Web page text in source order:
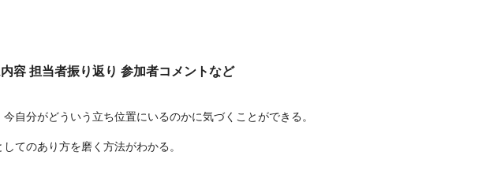
容 担当者振り返り 参加者コメントなど
今自分がどういう立ち位置にいるのかに気づくことができる。
てのあり方を磨く方法がわかる。